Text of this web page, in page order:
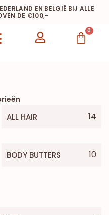
EN BELGIË BIJ ALLE
DE €100,-
0
ALL HAIR 14
BODY BUTTERS 10